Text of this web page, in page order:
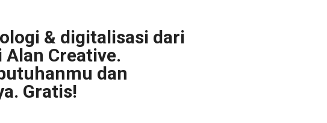
& digitalisasi dari
Alan Creative.
dan
Gratis!